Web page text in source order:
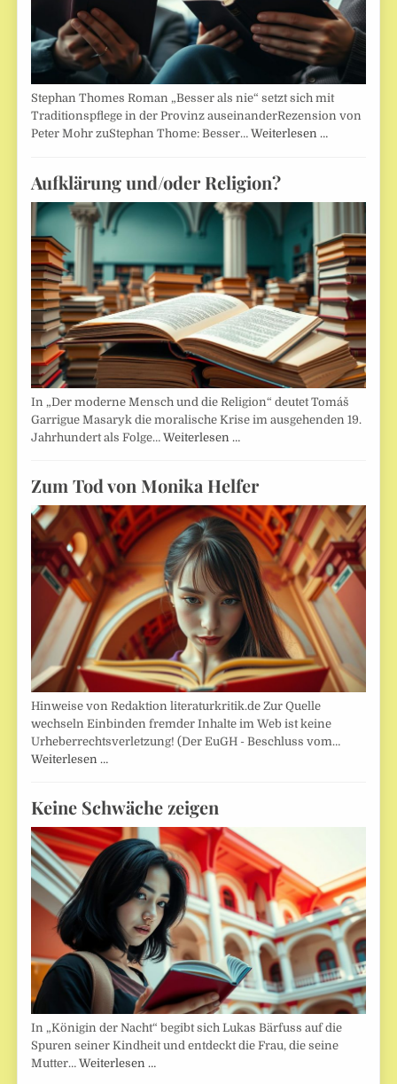
Stephan Thomes Roman „Besser als nie“ setzt sich mit
Traditionspflege in der Provinz auseinanderRezension von
Peter Mohr zuStephan Thome: Besser…Weiterlesen …
Aufklärung und/oder Religion?
In „Der moderne Mensch und die Religion“ deutet Tomáš
Garrigue Masaryk die moralische Krise im ausgehenden 19.
Jahrhundert als Folge…Weiterlesen …
Zum Tod von Monika Helfer
Hinweise von Redaktion literaturkritik.de Zur Quelle
wechseln Einbinden fremder Inhalte im Web ist keine
Urheberrechtsverletzung! (Der EuGH - Beschluss vom…
Weiterlesen …
Keine Schwäche zeigen
In „Königin der Nacht“ begibt sich Lukas Bärfuss auf die
Spuren seiner Kindheit und entdeckt die Frau, die seine
Mutter…Weiterlesen …